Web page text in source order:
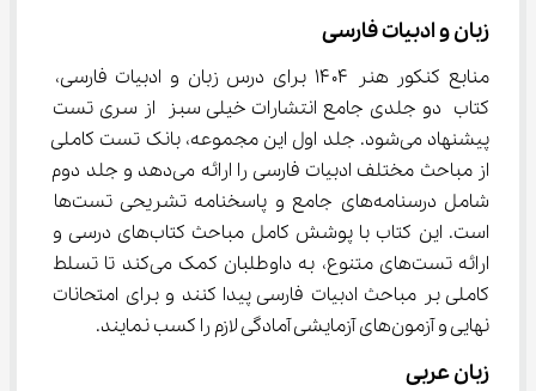
زبان و ادبیات فارسی
منابع کنکور هنر ۱۴۰۴ برای درس زبان و ادبیات فارسی،
کتاب دو جلدی جامع انتشارات خیلی سبز از سری تست
پیشنهاد می‌شود. جلد اول این مجموعه، بانک تست کاملی
از مباحث مختلف ادبیات فارسی را ارائه می‌دهد و جلد دوم
شامل درسنامه‌های جامع و پاسخنامه تشریحی تست‌ها
است. این کتاب با پوشش کامل مباحث کتاب‌های درسی و
ارائه تست‌های متنوع، به داوطلبان کمک می‌کند تا تسلط
کاملی بر مباحث ادبیات فارسی پیدا کنند و برای امتحانات
نهایی و آزمون‌های آزمایشی آمادگی لازم را کسب نمایند.
زبان عربی